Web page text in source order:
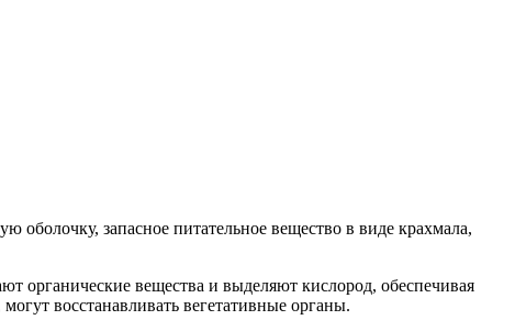
запасное питательное вещество в виде крахмала,
органические вещества и выделяют кислород, обеспечивая
восстанавливать вегетативные органы.